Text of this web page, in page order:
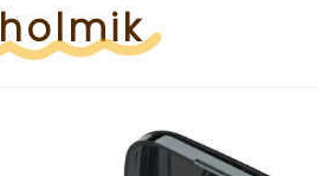
holmik